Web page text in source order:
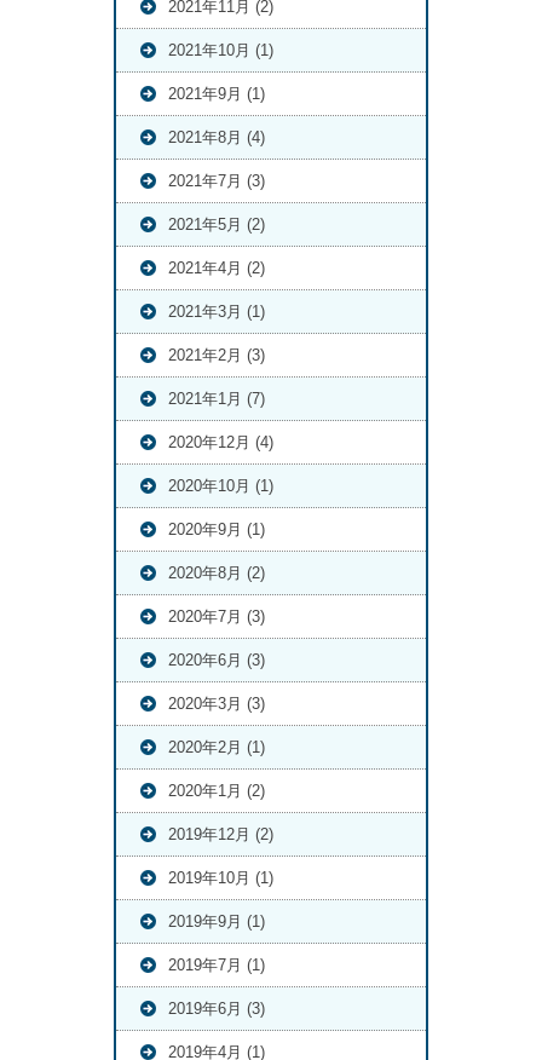
2021年11月 (2)
2021年10月 (1)
2021年9月 (1)
2021年8月 (4)
2021年7月 (3)
2021年5月 (2)
2021年4月 (2)
2021年3月 (1)
2021年2月 (3)
2021年1月 (7)
2020年12月 (4)
2020年10月 (1)
2020年9月 (1)
2020年8月 (2)
2020年7月 (3)
2020年6月 (3)
2020年3月 (3)
2020年2月 (1)
2020年1月 (2)
2019年12月 (2)
2019年10月 (1)
2019年9月 (1)
2019年7月 (1)
2019年6月 (3)
2019年4月 (1)